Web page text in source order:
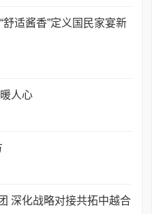
适酱香”定义国民家宴新
人心
深化战略对接共拓中越合